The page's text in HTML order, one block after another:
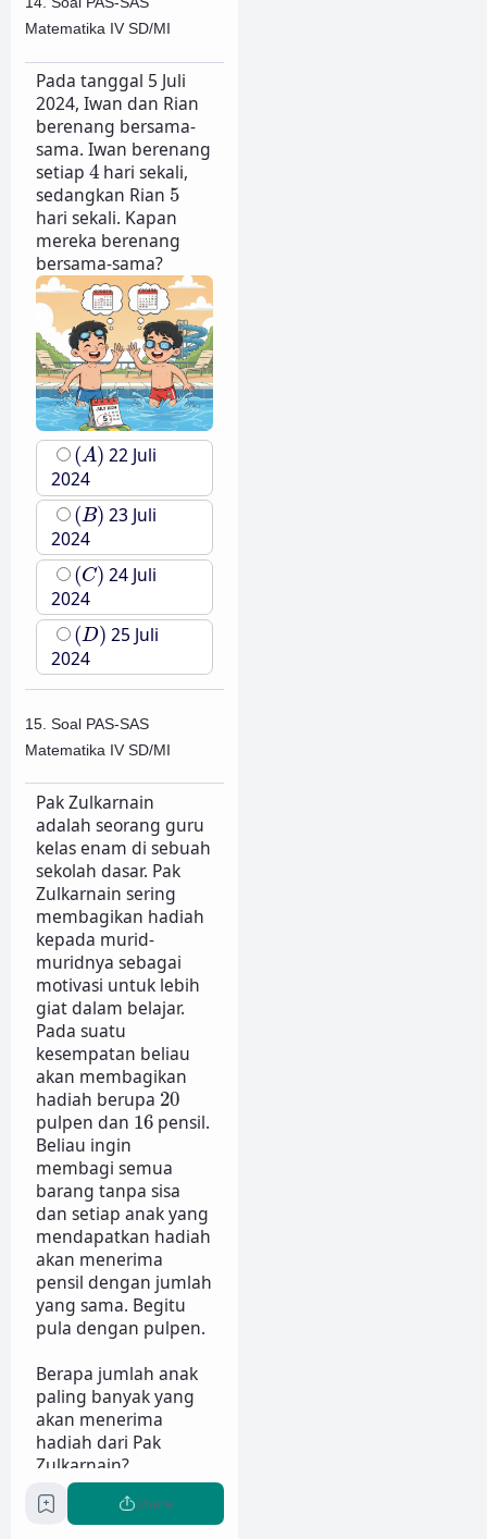
Matematika IV SD/MI
Pada tanggal 5 Juli
2024, Iwan dan Rian
berenang bersama-
sama. Iwan berenang
setiap 4
4hari sekali,
sedangkan Rian 5
5
hari sekali. Kapan
mereka berenang
bersama-sama?
(A)
(A) 22 Juli
2024
(B)
(B) 23 Juli
2024
(C)
(C) 24 Juli
2024
(D)
(D) 25 Juli
2024
15. Soal PAS-SAS
Matematika IV SD/MI
Pak Zulkarnain
adalah seorang guru
kelas enam di sebuah
sekolah dasar. Pak
Zulkarnain sering
membagikan hadiah
kepada murid-
muridnya sebagai
motivasi untuk lebih
giat dalam belajar.
Pada suatu
kesempatan beliau
akan membagikan
hadiah berupa 20
20
pulpen dan 16
16pensil.
Beliau ingin
membagi semua
barang tanpa sisa
dan setiap anak yang
mendapatkan hadiah
akan menerima
pensil dengan jumlah
yang sama. Begitu
pula dengan pulpen.
Berapa jumlah anak
paling banyak yang
akan menerima
hadiah dari Pak
Zulkarnain?
10
(A)10
( ) 8
(B)8
Share